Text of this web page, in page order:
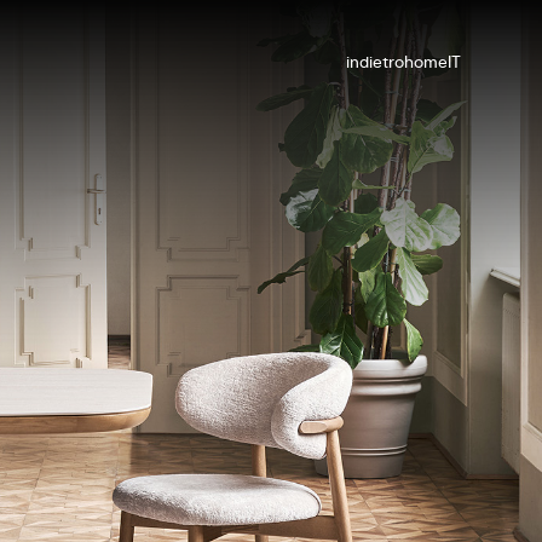
indietrohomeIT